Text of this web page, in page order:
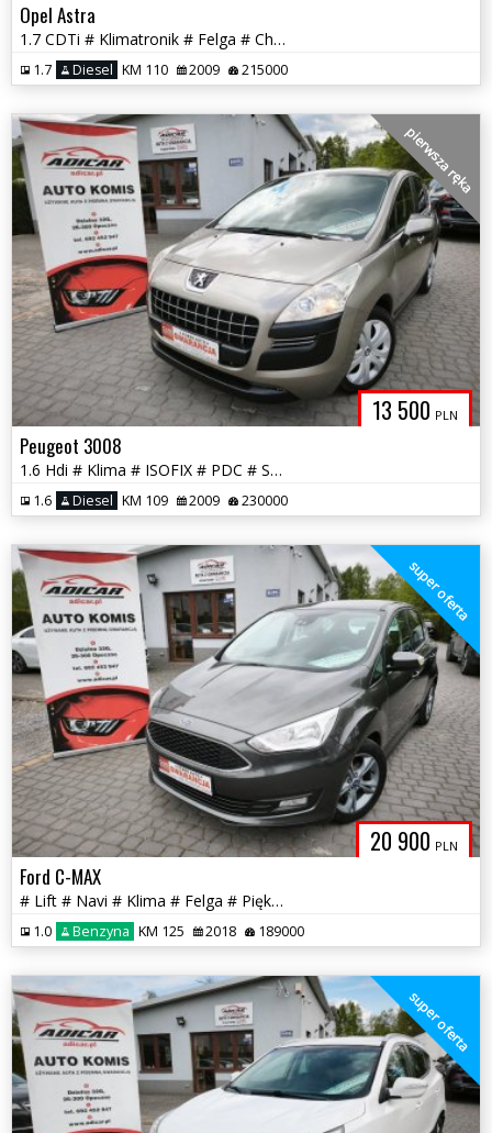
Opel Astra
1.7 CDTi # Klimatronik # Felga # Chrom # PDC !!! GWARANCJA !!!
1.7 Diesel KM 110 2009 215000
13 500 PLN
pierwsza ręka
Peugeot 3008
1.6 Hdi # Klima # ISOFIX # PDC # Super Stan # GWARANCJA !!!
1.6 Diesel KM 109 2009 230000
20 900 PLN
super oferta
Ford C-MAX
# Lift # Navi # Klima # Felga # Piękny # Full Serwis # GWARANCJA!!!
1.0 Benzyna KM 125 2018 189000
super oferta